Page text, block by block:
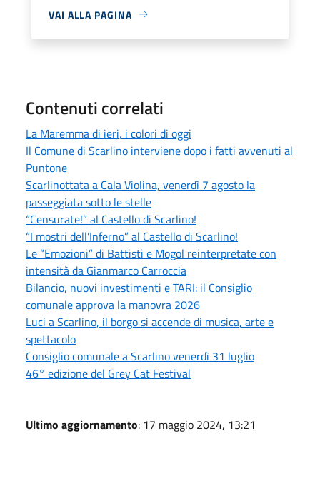
VAI ALLA PAGINA
Contenuti correlati
La Maremma di ieri, i colori di oggi
Il Comune di Scarlino interviene dopo i fatti avvenuti al
Puntone
Scarlinottata a Cala Violina, venerdì 7 agosto la
passeggiata sotto le stelle
“Censurate!” al Castello di Scarlino!
“I mostri dell’Inferno” al Castello di Scarlino!
Le “Emozioni” di Battisti e Mogol reinterpretate con
intensità da Gianmarco Carroccia
Bilancio, nuovi investimenti e TARI: il Consiglio
comunale approva la manovra 2026
Luci a Scarlino, il borgo si accende di musica, arte e
spettacolo
Consiglio comunale a Scarlino venerdì 31 luglio
46° edizione del Grey Cat Festival
Ultimo aggiornamento: 17 maggio 2024, 13:21